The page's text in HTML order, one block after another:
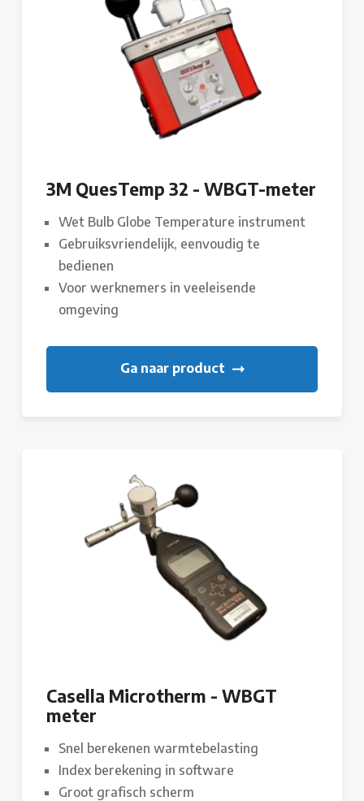
3M QuesTemp 32 - WBGT-meter
Wet Bulb Globe Temperature instrument
Gebruiksvriendelijk, eenvoudig te
bedienen
Voor werknemers in veeleisende
omgeving
Ga naar product
Casella Microtherm - WBGT
meter
Snel berekenen warmtebelasting
Index berekening in software
Groot grafisch scherm